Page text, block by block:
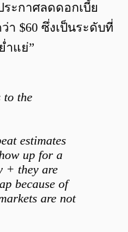
ระกาศลดดอกเบี้ย
า $60 ซึ่งเป็นระดับที่
ำแย่”
to the
estimates
up for a
+ they are
because of
are not